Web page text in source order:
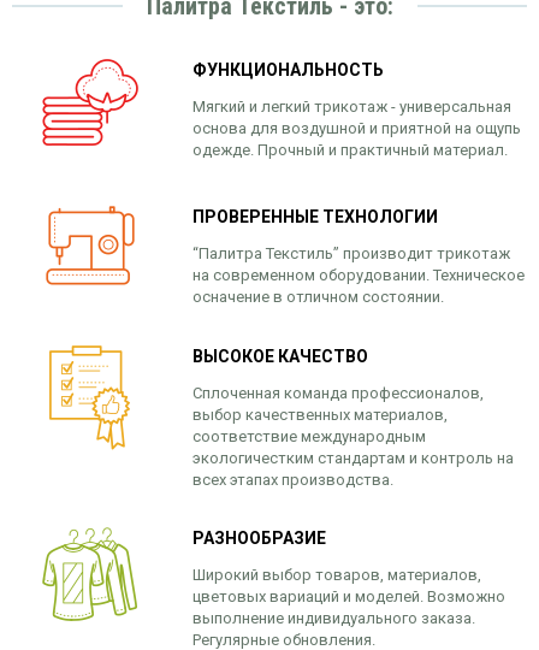
ФУНКЦИОНАЛЬНОСТЬ
Мягкий и легкий трикотаж - универсальная
основа для воздушной и приятной на ощупь
одежде. Прочный и практичный материал.
ПРОВЕРЕННЫЕ ТЕХНОЛОГИИ
“Палитра Текстиль” производит трикотаж
на современном оборудовании. Техническое
осначение в отличном состоянии.
ВЫСОКОЕ КАЧЕСТВО
Сплоченная команда профессионалов,
выбор качественных материалов,
соответствие международным
экологичестким стандартам и контроль на
всех этапах производства.
РАЗНООБРАЗИЕ
Широкий выбор товаров, материалов,
цветовых вариаций и моделей. Возможно
выполнение индивидуального заказа.
Регулярные обновления.